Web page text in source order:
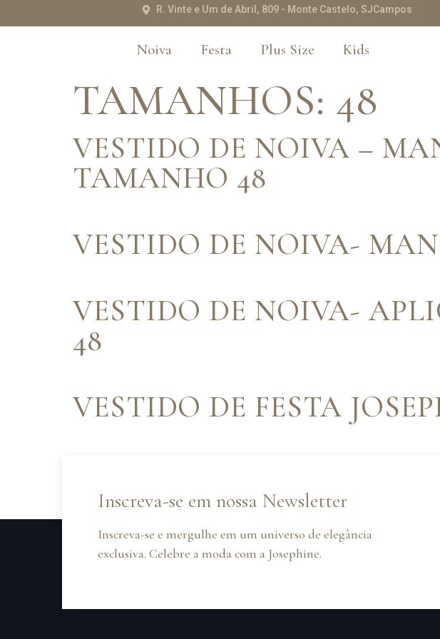
R. Vinte e Um de Abril, 809 - Monte Castelo, SJCampos
Noiva Festa Plus Size Kids
TAMANHOS: 48
VESTIDO DE NOIVA –
TAMANHO 48
VESTIDO DE NOIVA-
VESTIDO DE NOIVA-
48
VESTIDO DE FESTA
Inscreva-se em nossa Newsletter
Inscreva-se e mergulhe em um universo de elegância
exclusiva. Celebre a moda com a Josephine.